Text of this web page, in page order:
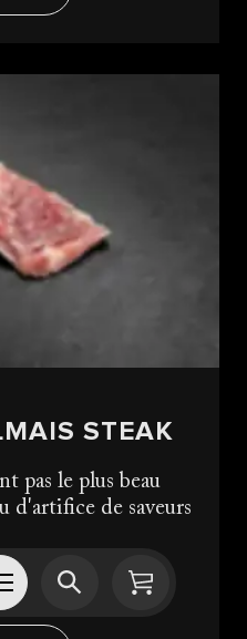
STEAK
pas le plus beau
d'artifice de saveurs